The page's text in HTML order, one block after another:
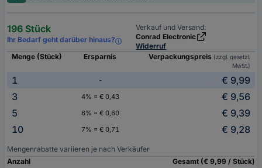
196 Stück
Ihr Bedarf geht darüber hinaus?
Verkauf und Versand:
Conrad Electronic
Widerruf
Menge (Stück)
Ersparnis Verpackungspreis (zzgl. gesetzl.
MwSt.)
1 -
€ 9,99
3
4% = € 0,43
€ 9,56
5
6% = € 0,60
€ 9,39
10
7% = € 0,71 € 9,28
Mengenrabatte variieren je nach Verkäufer
Anzahl
Gesamt (€ 9,99 / Stück)